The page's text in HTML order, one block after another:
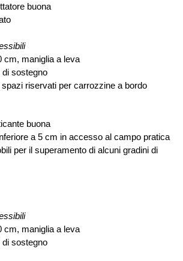
buona
cm, maniglia a leva
di sostegno
riservati per carrozzine a bordo
buona
a 5 cm in accesso al campo pratica
per il superamento di alcuni gradini di
cm, maniglia a leva
di sostegno